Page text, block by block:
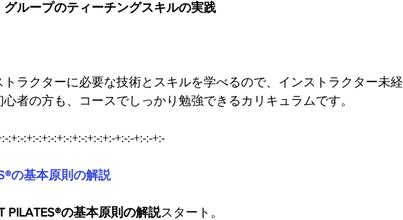
ループのティーチングスキルの実践
トラクターに必要な技術とスキルを学べるので、インストラクター未経
者の方も、コースでしっかり勉強できるカリキュラムです。
:+:-:+:-:+:-:+:-:+:-:+:-:+:-+:-:-+:-:-+:-
の基本原則の解説
PILATES®の基本原則の解説スタート。